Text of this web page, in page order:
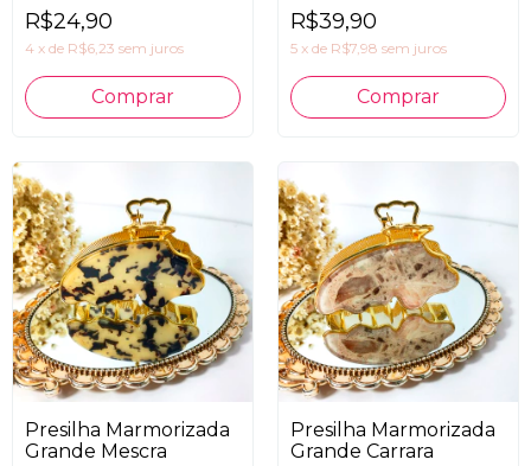
R$24,90
4 x de R$6,23 sem juros
R$39,90
5 x de R$7,98 sem juros
Presilha Marmorizada
Grande Mescra
Presilha Marmorizada
Grande Carrara